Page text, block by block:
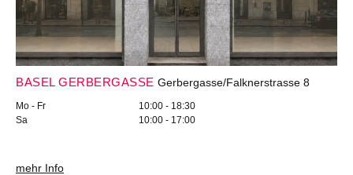
BASEL GERBERGASSE Gerbergasse/Falknerstrasse 8
Mo - Fr
10:00 - 18:30
Sa
10:00 - 17:00
mehr Info